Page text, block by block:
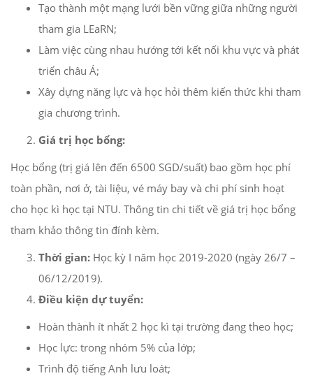
Tạo thành một mạng lưới bền vững giữa những người
tham gia LEaRN;
Làm việc cùng nhau hướng tới kết nối khu vực và phát
triển châu Á;
Xây dựng năng lực và học hỏi thêm kiến thức khi tham
gia chương trình.
Giá trị học bổng:
Học bổng (trị giá lên đến 6500 SGD/suất) bao gồm học phí
toàn phần, nơi ở, tài liệu, vé máy bay và chi phí sinh hoạt
cho học kì học tại NTU. Thông tin chi tiết về giá trị học bổng
tham khảo thông tin đính kèm.
Thời gian: Học kỳ I năm học 2019-2020 (ngày 26/7 –
06/12/2019).
Điều kiện dự tuyển:
Hoàn thành ít nhất 2 học kì tại trường đang theo học;
Học lực: trong nhóm 5% của lớp;
Trình độ tiếng Anh lưu loát;